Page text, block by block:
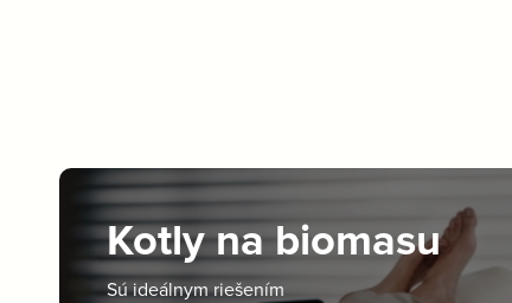
Kotly na biomasu
Sú ideálnym riešením